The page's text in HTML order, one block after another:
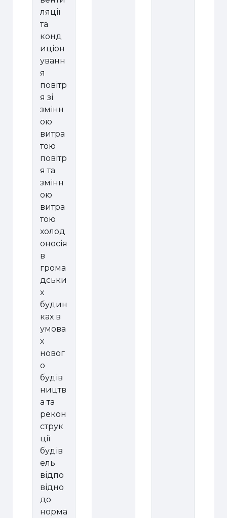
ляції
та
конд
иціон
уванн
я
повітр
я зі
змінн
ою
витра
тою
повітр
я та
змінн
ою
витра
тою
холод
оносія
в
грома
дськи
х
будин
ках в
умова
х
новог
о
будів
ництв
а та
рекон
струк
ції
будів
ель
відпо
відно
до
норма